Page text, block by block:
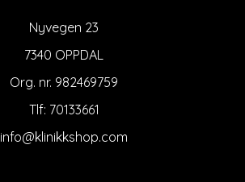
Nyvegen 23
7340 OPPDAL
Org. nr. 982469759
Tlf: 70133661
info@klinikkshop.com